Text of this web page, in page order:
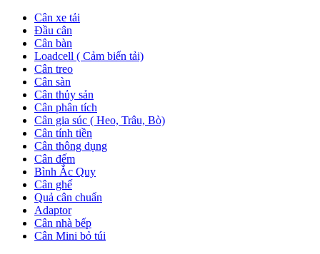
Cân xe tải
Đầu cân
Cân bàn
Loadcell ( Cảm biến tải)
Cân treo
Cân sàn
Cân thủy sản
Cân phân tích
Cân gia súc ( Heo, Trâu, Bò)
Cân tính tiền
Cân thông dụng
Cân đếm
Bình Ắc Quy
Cân ghế
Quả cân chuẩn
Adaptor
Cân nhà bếp
Cân Mini bỏ túi